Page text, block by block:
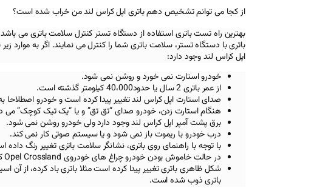
از کجا می توانم تشخیص دهم باتری اپل کراس‌ لند من خراب شده است؟
بهترین راه تست باتری استفاده از دستگاه تستر کنترل سلامت باتری می
باتری با دستگاه تستر، سلامت باتری شما را کنترل می نمایند. اگر به موارد زیر
اپل کراس‌ لندوجود دارد:
خودرو استارت نمی خورد و روشن نمی شود.
از عمر باتری 2 سال یا حدود40،000 کیلومتر گذشته است.
صدای استارتاپل کراس‌ لندتغییر پیدا کرده است و خودرو
هنگام استارت زدن، خودرو صدای “تق تق” و یا “یک تیک کوچک” می
برق پشت آمپراپل کراس‌ لندوجود دارد ولی خودرو روشن نمی شود.
درب خودرو با ریموت باز نمی شود و یا سیستم صوتی کار نمی کند.
با توجه با راهنمای روی باتری، نشانگر سلامت باتری تغییر رنگ داده
در حالت خاموش بودن خودرو چراغ های خودروی Opel Crossland
شکل ظاهری باتری تغییر پیدا کرده است مثلا باتری باد کرده، از
باتری ذوب شده است.